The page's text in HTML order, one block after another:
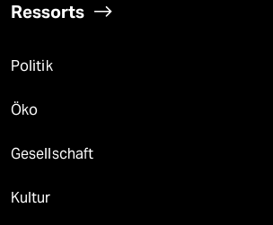
Ressorts
Politik
Öko
Gesellschaft
Kultur